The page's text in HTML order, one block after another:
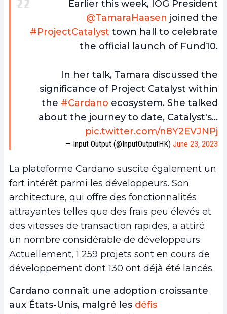
Earlier this week, IOG President
@TamaraHaasen joined the
#ProjectCatalyst town hall to celebrate
the official launch of Fund10.
In her talk, Tamara discussed the
significance of Project Catalyst within
the #Cardano ecosystem. She talked
about the journey to date, Catalyst's…
pic.twitter.com/n8Y2EVJNPj
— Input Output (@InputOutputHK) June 23, 2023
La plateforme Cardano suscite également un
fort intérêt parmi les développeurs. Son
architecture, qui offre des fonctionnalités
attrayantes telles que des frais peu élevés et
des vitesses de transaction rapides, a attiré
un nombre considérable de développeurs.
Actuellement, 1 259 projets sont en cours de
développement dont 130 ont déjà été lancés.
Cardano connaît une adoption croissante
aux États-Unis, malgré les défis